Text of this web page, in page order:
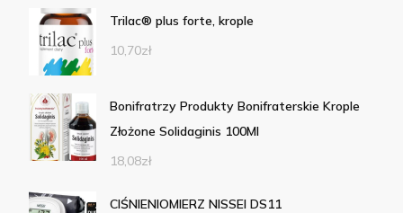
Trilac® plus forte, krople
10,70zł
Bonifratrzy Produkty Bonifraterskie Krople
Złożone Solidaginis 100Ml
18,08zł
CIŚNIENIOMIERZ NISSEI DS11